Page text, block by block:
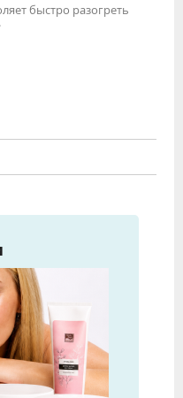
быстро разогреть